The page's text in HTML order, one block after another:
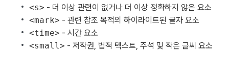
<s> - 더 이상 관련이 없거나 더 이상 정확하지 않은 요소
<mark> - 관련 참조 목적의 하이라이트된 글자 요소
<time> - 시간 요소
<small> - 저작권, 법적 텍스트, 주석 및 작은 글씨 요소